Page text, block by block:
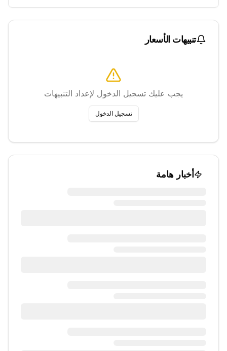
تنبيهات الأسعار
يجب عليك تسجيل الدخول لإعداد التنبيهات
تسجيل الدخول
أخبار هامة